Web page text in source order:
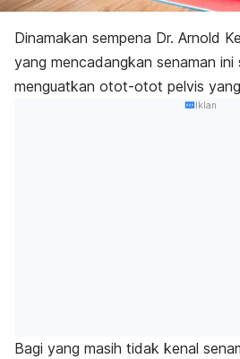
Dinamakan sempena Dr. Arnold
yang mencadangkan senaman ini
menguatkan otot-otot pelvis
Iklan
Bagi yang masih tidak kenal